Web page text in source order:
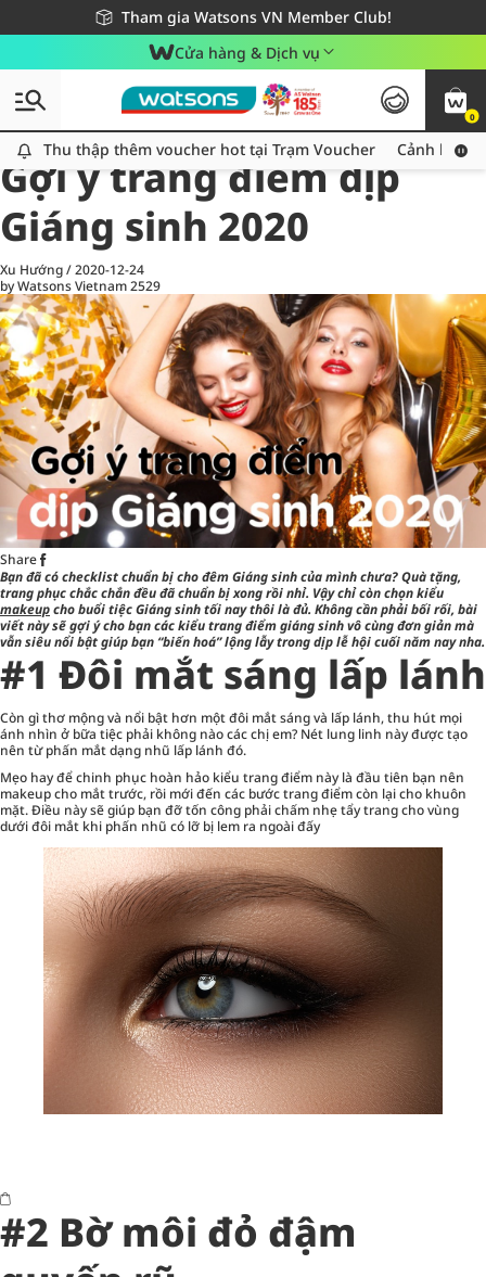
Tham gia Watsons VN Member Club!
Miễn phí giao hàng cho đơn hàng từ 249,000Đ
Giao hàng nhanh 24h - Áp dụng khu vực TP. Hồ Chí Minh
Cửa hàng & Dịch vụ
0
Thu thập thêm voucher hot tại Trạm Voucher
Thu thập thêm voucher hot tại Trạm Voucher Cảnh báo
All
Chăm Sóc Cá Nhân
Gợi ý trang điểm dịp
Giáng sinh 2020
Xu Hướng/2020-12-24
by Watsons Vietnam2529
Share
Bạn đã có checklist chuẩn bị cho đêm Giáng sinh của mình chưa? Quà tặng,
trang phục chắc chắn đều đã chuẩn bị xong rồi nhỉ. Vậy chỉ còn chọn kiểu
makeupcho buổi tiệc Giáng sinh tối nay thôi là đủ. Không cần phải bối rối, bài
viết này sẽ gợi ý cho bạn các kiểu trang điểm giáng sinh vô cùng đơn giản mà
vẫn siêu nổi bật giúp bạn “biến hoá” lộng lẫy trong dịp lễ hội cuối năm nay nha.
#1 Đôi mắt sáng lấp lánh
Còn gì thơ mộng và nổi bật hơn một đôi mắt sáng và lấp lánh, thu hút mọi
ánh nhìn ở bữa tiệc phải không nào các chị em? Nét lung linh này được tạo
nên từ phấn mắt dạng nhũ lấp lánh đó.
Mẹo hay để chinh phục hoàn hảo kiểu trang điểm này là đầu tiên bạn nên
makeup cho mắt trước, rồi mới đến các bước trang điểm còn lại cho khuôn
mặt. Điều này sẽ giúp bạn đỡ tốn công phải chấm nhẹ tẩy trang cho vùng
dưới đôi mắt khi phấn nhũ có lỡ bị lem ra ngoài đấy
#2 Bờ môi đỏ đậm